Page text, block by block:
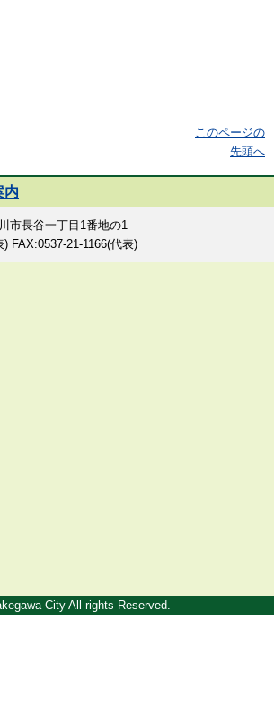
このページの
先頭へ
内
市長谷一丁目1番地の1
FAX:0537-21-1166(代表)
City All rights Reserved.